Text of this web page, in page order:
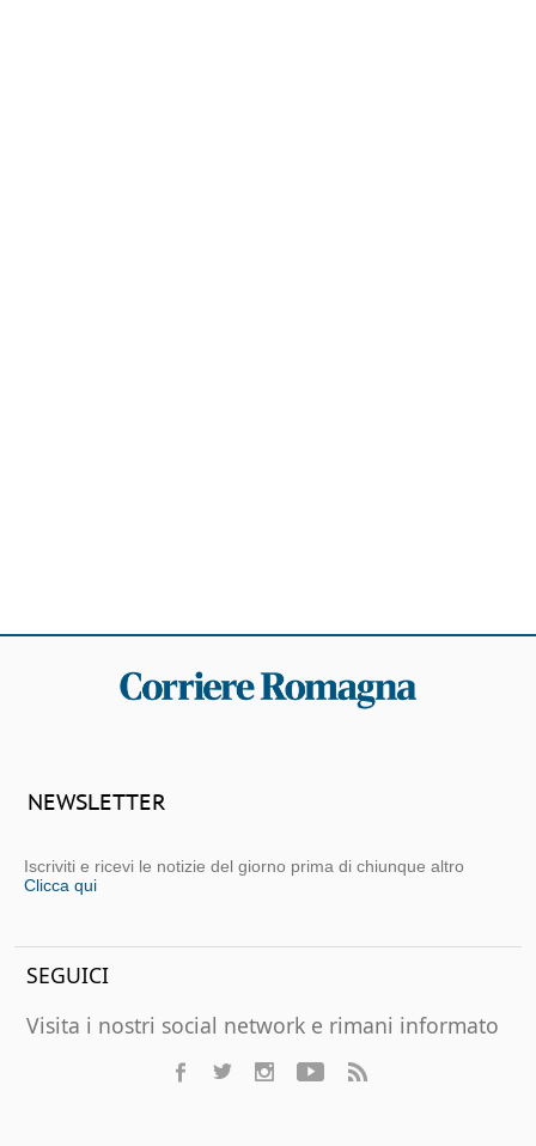
NEWSLETTER
Iscriviti e ricevi le notizie del giorno prima di chiunque altro
Clicca qui
SEGUICI
Visita i nostri social network e rimani informato